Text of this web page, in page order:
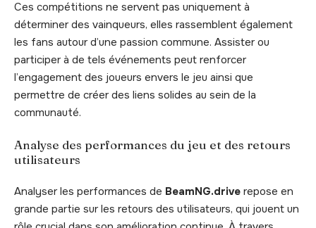
Ces compétitions ne servent pas uniquement à
déterminer des vainqueurs, elles rassemblent également
les fans autour d’une passion commune. Assister ou
participer à de tels événements peut renforcer
l’engagement des joueurs envers le jeu ainsi que
permettre de créer des liens solides au sein de la
communauté.
Analyse des performances du jeu et des retours
utilisateurs
Analyser les performances de BeamNG.drive repose en
grande partie sur les retours des utilisateurs, qui jouent un